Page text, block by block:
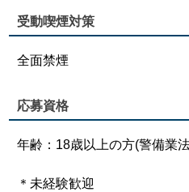
受動喫煙対策
全面禁煙
応募資格
年齢：18歳以上の方(警備業
＊未経験歓迎